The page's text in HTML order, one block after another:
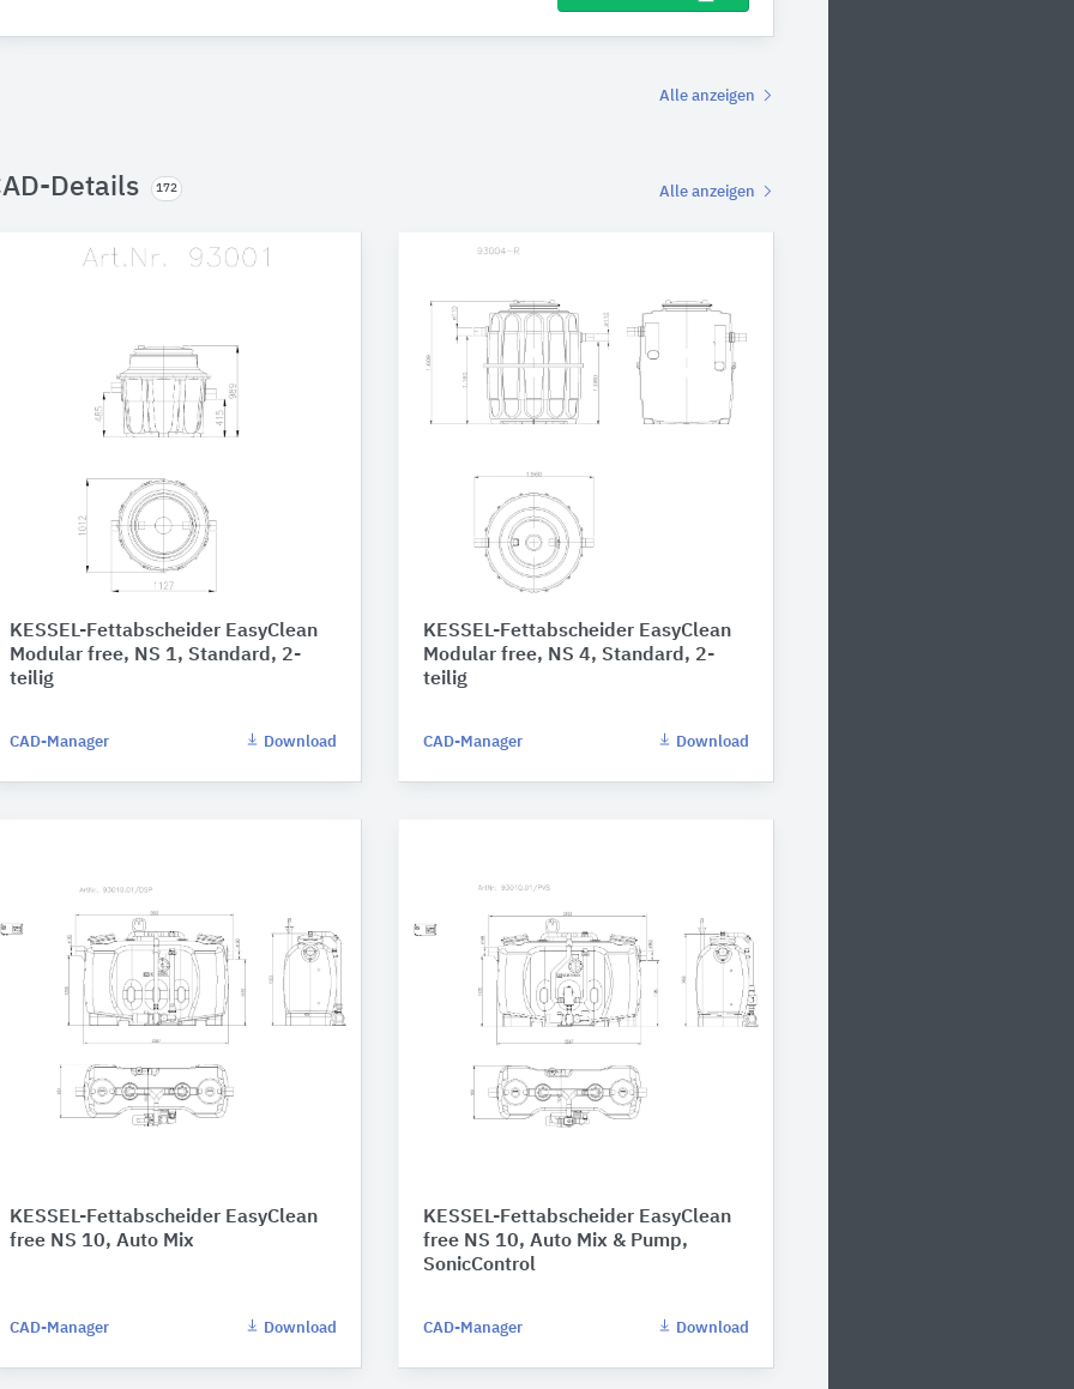
Alle anzeigen
Details 172 Alle anzeigen
KESSEL-Fettabscheider EasyClean
Modular free, NS 1, Standard, 2-
teilig
CAD-Manager Download
KESSEL-Fettabscheider EasyClean
Modular free, NS 4, Standard, 2-
teilig
CAD-Manager Download
KESSEL-Fettabscheider EasyClean
free NS 10, Auto Mix
CAD-Manager Download
KESSEL-Fettabscheider EasyClean
free NS 10, Auto Mix & Pump,
SonicControl
CAD-Manager Download